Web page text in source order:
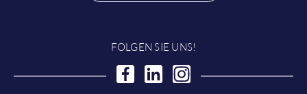
FOLGEN SIE UNS!